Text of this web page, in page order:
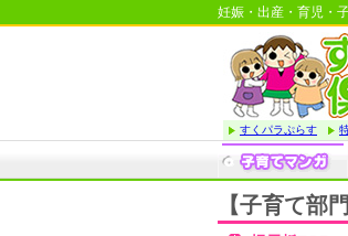
妊娠・出産・育児・
すくパラぷらす
【子育て部